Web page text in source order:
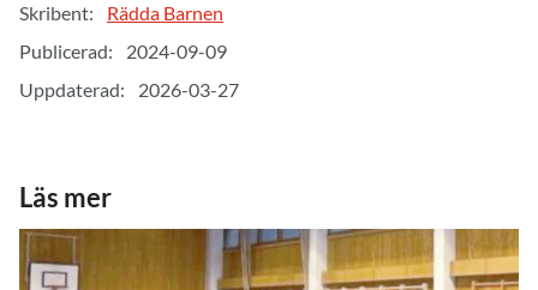
Skribent:
Rädda Barnen
Publicerad:
2024-09-09
Uppdaterad:
2026-03-27
Läs mer